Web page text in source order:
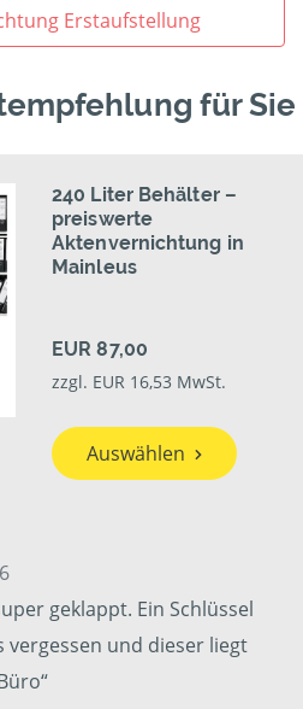
Erstaufstellung
für Sie
240 Liter Behälter –
preiswerte
Aktenvernichtung in
Mainleus
EUR 87,00
zzgl. EUR 16,53 MwSt.
Auswählen
geklappt. Ein Schlüssel
und dieser liegt